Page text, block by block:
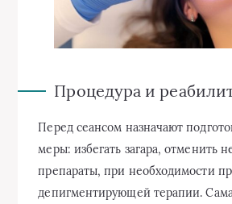
Процедура и
Перед сеансом назначают
меры: избегать загара, отменить
препараты, при необходимости
депигментирующей терапии.